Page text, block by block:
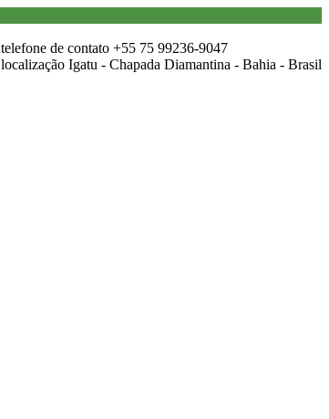
telefone de contato +55 75 99236-9047
localização Igatu - Chapada Diamantina - Bahia - Brasil